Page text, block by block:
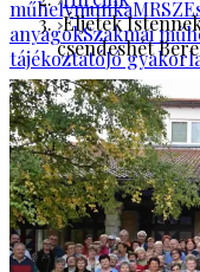
műhelymunkaMRSZ
anyagokSzakmai
tájékoztatóJó
Éljetek
csendeshét